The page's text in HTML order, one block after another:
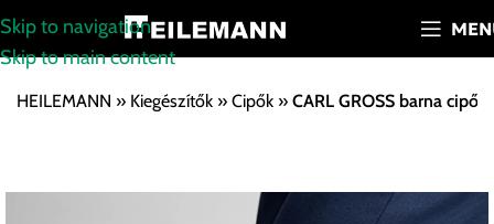
Skip to navigation
Skip to main content
HEILEMANN » Kiegészítők » Cipők » CARL GROSS barna cipő